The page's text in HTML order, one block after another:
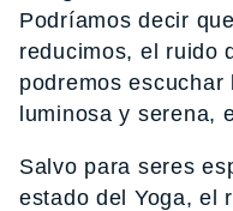
Podríamos decir
reducimos, el ruido
podremos escuchar
luminosa y serena,
Salvo para seres
estado del Yoga, el